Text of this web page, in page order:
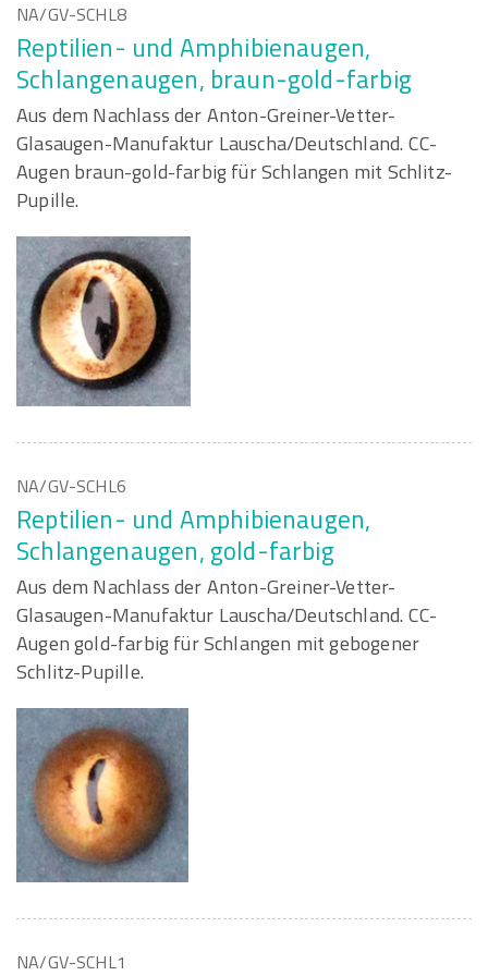
NA/GV-SCHL8
Reptilien- und Amphibienaugen,
Schlangenaugen, braun-gold-farbig
Aus dem Nachlass der Anton-Greiner-Vetter-
Glasaugen-Manufaktur Lauscha/Deutschland. CC-
Augen braun-gold-farbig für Schlangen mit Schlitz-
Pupille.
NA/GV-SCHL6
Reptilien- und Amphibienaugen,
Schlangenaugen, gold-farbig
Aus dem Nachlass der Anton-Greiner-Vetter-
Glasaugen-Manufaktur Lauscha/Deutschland. CC-
Augen gold-farbig für Schlangen mit gebogener
Schlitz-Pupille.
NA/GV-SCHL1